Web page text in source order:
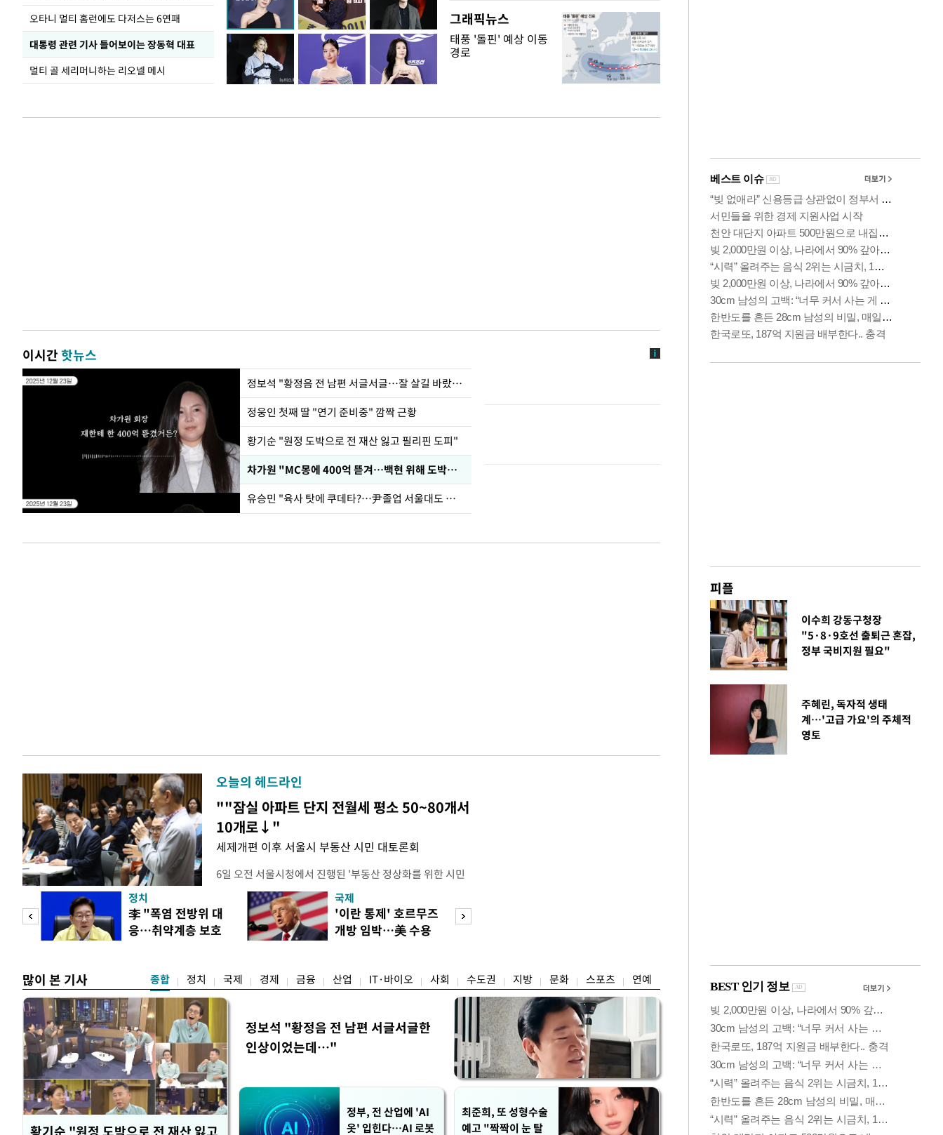
오타니 멀티 홈런에도 다저스는 6연패
대통령 관련 기사 들어보이는 장동혁 대표
멀티 골 세리머니하는 리오넬 메시
그래픽뉴스
태풍 '돌핀' 예상 이동
경로
이시간핫뉴스
정보석 "황정음 전 남편 서글서글…잘 살길 바랐는데"
정웅인 첫째 딸 "연기 준비중" 깜짝 근황
황기순 "원정 도박으로 전 재산 잃고 필리핀 도피"
차가원 "MC몽에 400억 뜯겨…백현 위해 도박빚 갚아줘"
유승민 "육사 탓에 쿠데타?…尹졸업 서울대도 없애나"
오늘의 헤드라인
""잠실 아파트 단지 전월세 평소 50~80개서
10개로↓"
세제개편 이후 서울시 부동산 시민 대토론회
6일 오전 서울시청에서 진행된 '부동산 정상화를 위한 시민
대토론회'에서는 정부의 세제개편안에 대한 불만과 지적이
이어졌다. 이날 토론회에는 보유 주택에 거주하지 않는 1주
택자와 무주택 청년, 민간임대사업자 등 시민과 전문가, 크
리에이터 등 50여 명이 참석했다. 잠실에서 21년째 공인중
택
정치
李 "폭염 전방위 대
응…취약계층 보호
국제
'이란 통제' 호르무즈
개방 임박…美 수용
많이 본 기사 종합 정치 국제 경제 금융 산업 IT·바이오 사회 수도권 지방 문화 스포츠 연예
황기순 "원정 도박으로 전 재산 잃고
정보석 "황정음 전 남편 서글서글한
인상이었는데…"
정부, 전 산업에 'AI
옷' 입힌다…AI 로봇
최준희, 또 성형수술
예고 "짝짝이 눈 탈
피플
이수희 강동구청장
"5·8·9호선 출퇴근 혼잡,
정부 국비지원 필요"
주혜린, 독자적 생태
계…'고급 가요'의 주체적
영토